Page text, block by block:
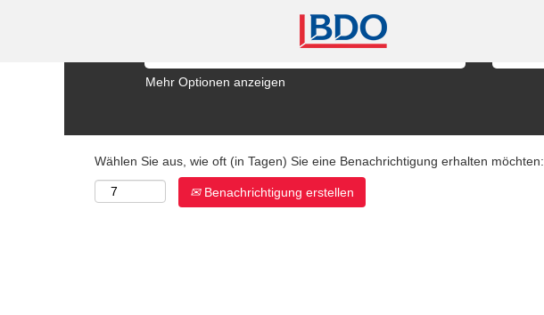
Stichwortsuche (mit * werden weitere Inhalte angezeigt)
Mehr Optionen anzeigen
Wählen Sie aus, wie oft (in Tagen) Sie eine Benachrichtigung erhalten möchten:
Benachrichtigung erstellen